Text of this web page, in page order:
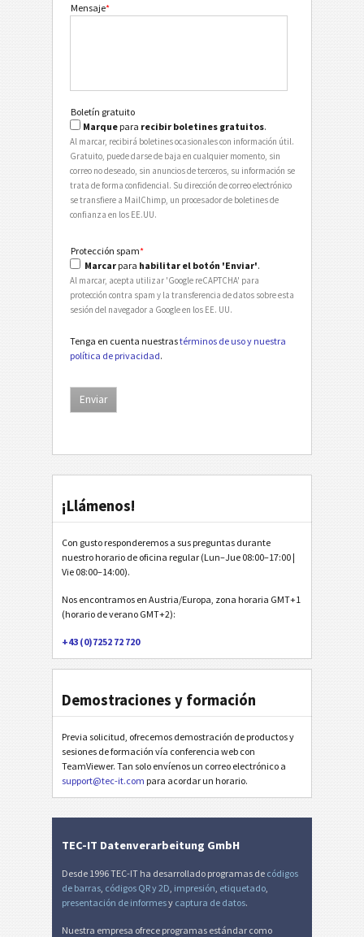
Mensaje*
Boletín gratuito
Marque para recibir boletines gratuitos.
Al marcar, recibirá boletines ocasionales con información útil.
Gratuito, puede darse de baja en cualquier momento, sin
correo no deseado, sin anuncios de terceros, su información se
trata de forma confidencial. Su dirección de correo electrónico
se transfiere a MailChimp, un procesador de boletines de
confianza en los EE.UU.
Protección spam*
Marcar para habilitar el botón 'Enviar'.
Al marcar, acepta utilizar 'Google reCAPTCHA' para
protección contra spam y la transferencia de datos sobre esta
sesión del navegador a Google en los EE. UU.
Tenga en cuenta nuestrastérminos de uso y nuestra
política de privacidad.
¡Llámenos!
Con gusto responderemos a sus preguntas durante
nuestro horario de oficina regular (Lun–Jue 08:00–17:00 |
Vie 08:00–14:00).
Nos encontramos en Austria/Europa, zona horaria GMT+1
(horario de verano GMT+2):
+43 (0)7252 72 720
Demostraciones y formación
Previa solicitud, ofrecemos demostración de productos y
sesiones de formación vía conferencia web con
TeamViewer. Tan solo envíenos un correo electrónico a
support@tec-it.com para acordar un horario.
TEC-IT Datenverarbeitung GmbH
Desde 1996 TEC-IT ha desarrollado programas de códigos
de barras códigos QR y 2D impresión etiquetado
presentación de informesy captura de datos.
Nuestra empresa ofrece programas estándar como